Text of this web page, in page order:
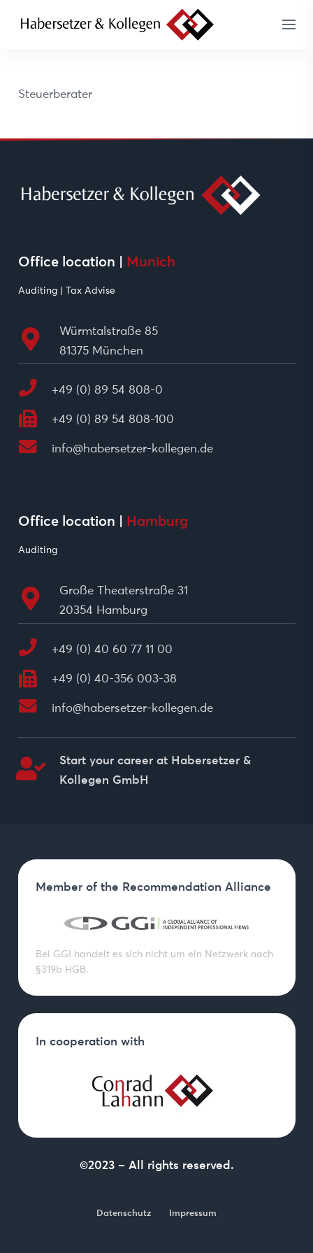
Steuerberater
Office location | Munich
Auditing | Tax Advise
Würmtalstraße 85
81375 München
+49 (0) 89 54 808-0
+49 (0) 89 54 808-100
info@habersetzer-kollegen.de
Office location | Hamburg
Auditing
Große Theaterstraße 31
20354 Hamburg
+49 (0) 40 60 77 11 00
+49 (0) 40-356 003-38
info@habersetzer-kollegen.de
Start your career at Habersetzer &
Kollegen GmbH
Member of the Recommendation Alliance
Bei GGI handelt es sich nicht um ein Netzwerk nach
§319b HGB.
In cooperation with
©2023 – All rights reserved.
Datenschutz Impressum